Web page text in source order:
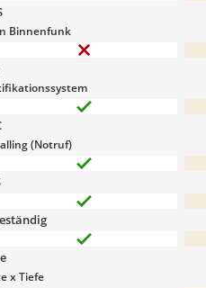
Binnenfunk
(Notruf)
x Tiefe